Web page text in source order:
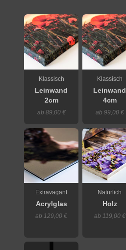
Klassisch
Leinwand
2cm
ab 89,00 €
Klassisch
Leinwand
4cm
ab 99,00 €
Extravagant
Acrylglas
ab 129,00 €
Natürlich
Holz
ab 119,00 €